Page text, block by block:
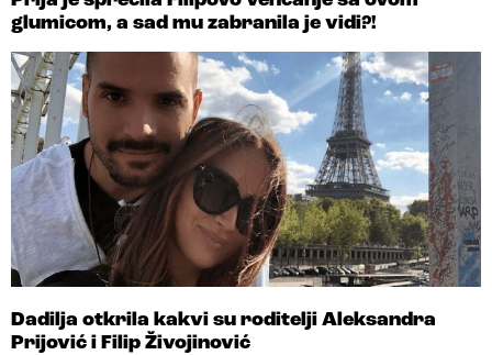
glumicom, a sad mu zabranila je vidi?!
Dadilja otkrila kakvi su roditelji Aleksandra
Prijović i Filip Živojinović